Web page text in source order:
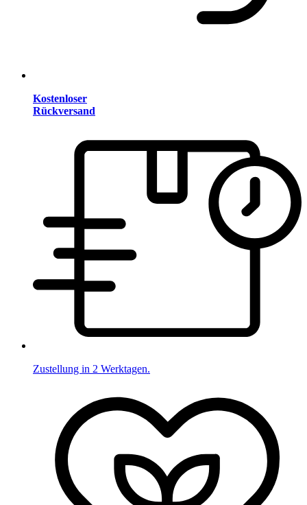
Kostenloser
Rückversand
Zustellung in 2 Werktagen.